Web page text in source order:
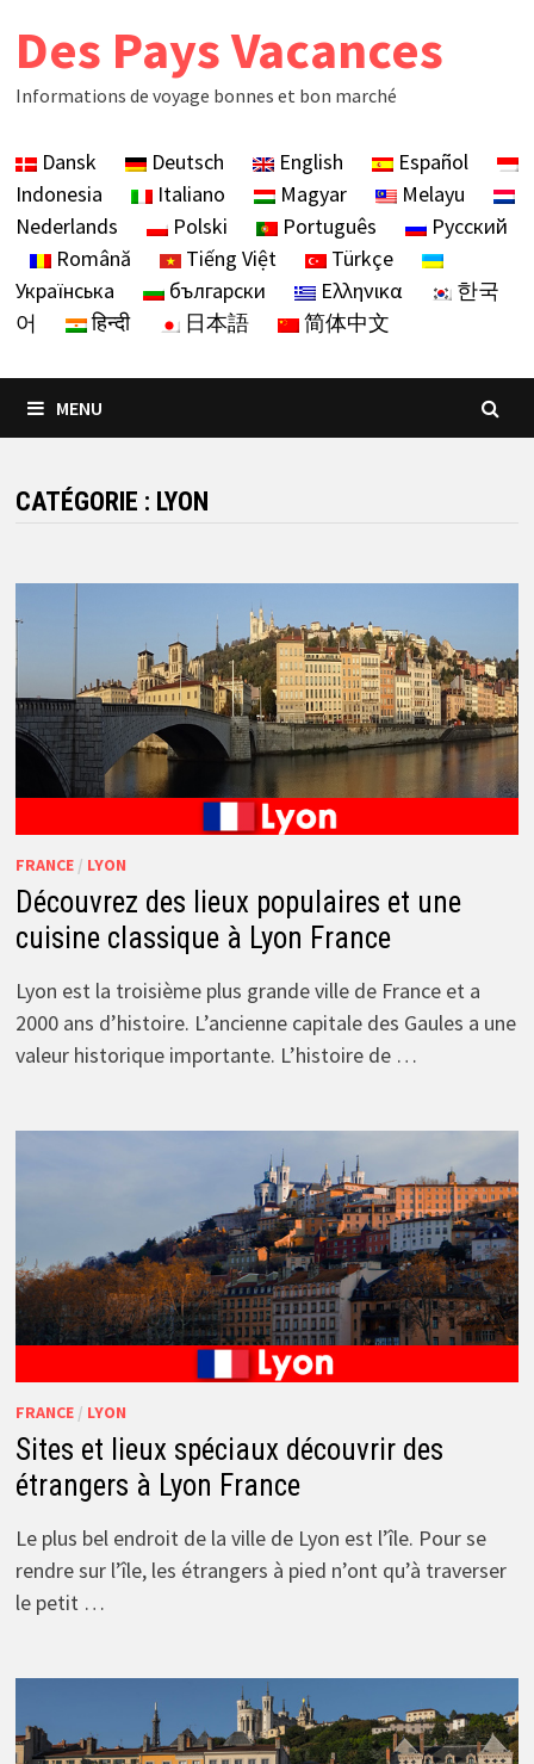
Des Pays Vacances
Informations de voyage bonnes et bon marché
Dansk Deutsch English
Español
Indonesia
Italiano Magyar
Melayu
Nederlands
Polski Português
Русский
Română
Tiếng Việt
Türkçe
Українська
български Ελληνικα
한국
어
हिन्दी 日本語 简体中文
MENU
CATÉGORIE : LYON
FRANCE/ LYON
Découvrez des lieux populaires et une
cuisine classique à Lyon France
Lyon est la troisième plus grande ville de France et a
2000 ans d’histoire. L’ancienne capitale des Gaules a une
valeur historique importante. L’histoire de …
FRANCE/ LYON
Sites et lieux spéciaux découvrir des
étrangers à Lyon France
Le plus bel endroit de la ville de Lyon est l’île. Pour se
rendre sur l’île, les étrangers à pied n’ont qu’à traverser
le petit …